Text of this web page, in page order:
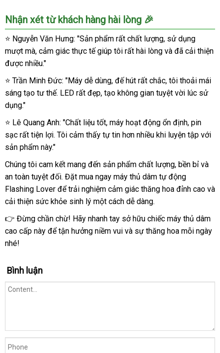
Nhận xét từ khách hàng hài lòng 🎉
⭐️ Nguyễn Văn Hưng: "Sản phẩm rất chất lượng, sử dụng
mượt mà, cảm giác thực tế giúp tôi rất hài lòng và đã cải thiện
được nhiều."
⭐️ Trần Minh Đức: "Máy dễ dùng, đế hút rất chắc, tôi thoải mái
sáng tạo tư thế. LED rất đẹp, tạo không gian tuyệt vời lúc sử
dụng."
⭐️ Lê Quang Anh: "Chất liệu tốt, máy hoạt động ổn định, pin
sạc rất tiện lợi. Tôi cảm thấy tự tin hơn nhiều khi luyện tập với
sản phẩm này."
Chúng tôi cam kết mang đến sản phẩm chất lượng, bền bỉ và
an toàn tuyệt đối. Đặt mua ngay máy thủ dâm tự động
Flashing Lover để trải nghiệm cảm giác thăng hoa đỉnh cao và
cải thiện sức khỏe sinh lý một cách dễ dàng.
👉 Đừng chần chừ! Hãy nhanh tay sở hữu chiếc máy thủ dâm
cao cấp này để tận hưởng niềm vui và sự thăng hoa mỗi ngày
nhé!
Bình luận